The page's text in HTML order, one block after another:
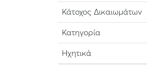
Κάτοχος Δικαιωμάτων
Κατηγορία
Ηχητικά